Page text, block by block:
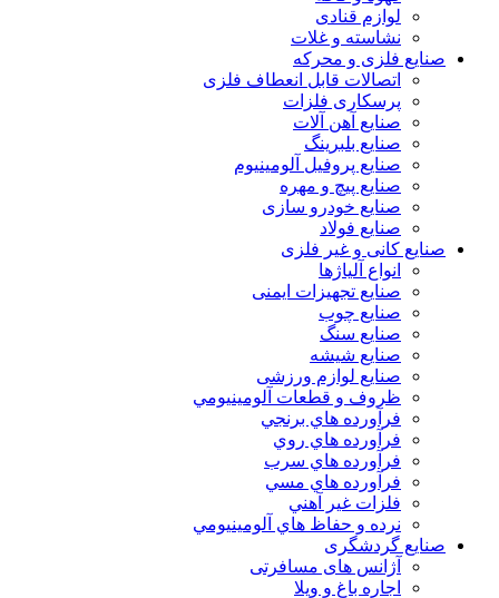
لوازم قنادی
نشاسته و غلات
صنایع فلزی و محرکه
اتصالات قابل انعطاف فلزی
پرسکاری فلزات
صنایع آهن آلات
صنایع بلبرینگ
صنایع پروفیل آلومینیوم
صنایع پیچ و مهره
صنایع خودرو سازی
صنایع فولاد
صنایع کانی و غیر فلزی
انواع آلياژها
صنایع تجهیزات ایمنی
صنایع چوب
صنایع سنگ
صنایع شیشه
صنایع لوازم ورزشی
ظروف و قطعات آلومينيومي
فرآورده هاي برنجي
فرآورده هاي روي
فرآورده هاي سرب
فرآورده هاي مسي
فلزات غير آهني
نرده و حفاظ هاي آلومينيومي
صنایع گردشگری
آژانس های مسافرتی
اجاره باغ و ویلا